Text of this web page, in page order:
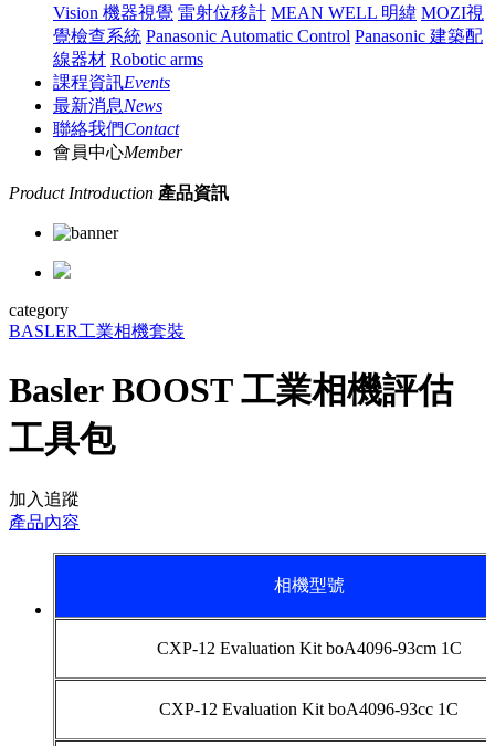
Vision 機器視覺 雷射位移計 MEAN WELL 明緯 MOZI視
覺檢查系統 Panasonic Automatic Control Panasonic 建築配
線器材 Robotic arms
課程資訊Events
最新消息News
聯絡我們Contact
會員中心Member
Product Introduction 產品資訊
category
BASLER工業相機套裝
Basler BOOST 工業相機評估
工具包
加入追蹤
產品內容
相機型號
CXP-12 Evaluation Kit boA4096-93cm 1C
CXP-12 Evaluation Kit boA4096-93cc 1C